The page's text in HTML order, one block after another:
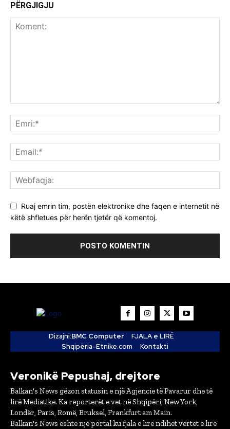
PËRGJIGJU
Ruaj emrin tim, postën elektronike dhe faqen e internetit në
këtë shfletues për herën tjetër që komentoj.
Dizajni:BMC Computer
FJALA e LIRË
Shqipëria-Etnike.com
Kontakti
Veronikë Pepushaj, drejtore
Balkan's News gëzon statusin e një Agjencie të Pavarur dhe të
lirë Mediatike. Ka reporterët e vet në Shqipëri, New York,
Londër, Paris, Romë, Bruksel, Frankfurt am Main.
Balkan's News është një portal ku fjala e lirë ndihet vërtet e lirë